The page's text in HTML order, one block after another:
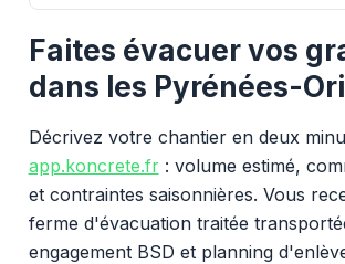
Faites évacuer vos
dans les Pyrénées-
Décrivez votre chantier en deux
app.koncrete.fr: volume estimé,
et contraintes saisonnières. Vous
ferme d'évacuation traitée
engagement BSD et planning